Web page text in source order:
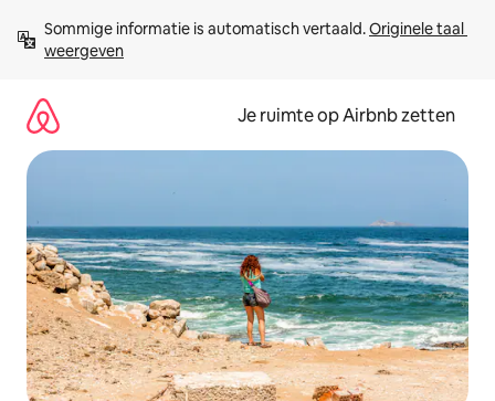
direct
naar
Sommige informatie is automatisch vertaald. Originele taal
weergeven
Je ruimte op Airbnb zetten